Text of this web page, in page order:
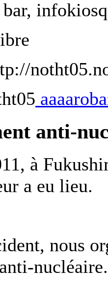
anti-
à
a eu lieu.
nous
nucléaire.